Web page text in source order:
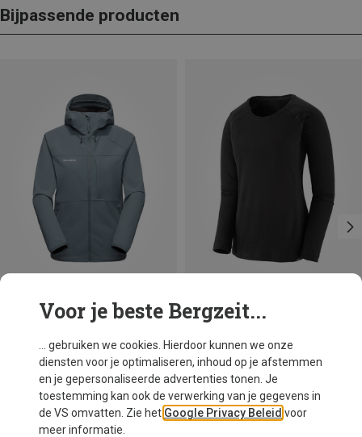
Bijpassende producten
Je bespaart 22% Je bespaart 27%
Voor je beste Bergzeit...
... gebruiken we cookies. Hierdoor kunnen we onze
diensten voor je optimaliseren, inhoud op je afstemmen
en je gepersonaliseerde advertenties tonen. Je
toestemming kan ook de verwerking van je gegevens in
de VS omvatten. Zie het Google Privacy Beleid voor
meer informatie.